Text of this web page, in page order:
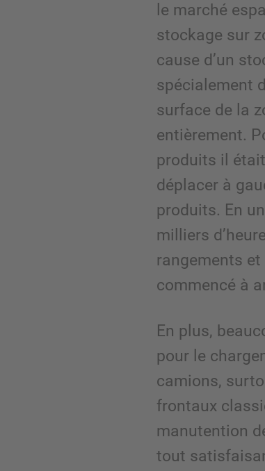
le marché
stockage sur
cause d’un
spécialement
surface de la
entièrement.
produits il
déplacer à
produits. En
milliers
rangements
commencé à
En plus,
pour le
camions,
frontaux
manutention
tout